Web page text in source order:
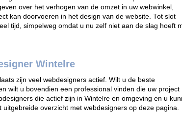
over het verhogen van de omzet in uw webwinkel,
kan doorvoeren in het design van de website. Tot slot
tijd, simpelweg omdat u nu zelf niet aan de slag hoeft
Wintelre
zijn veel webdesigners actief. Wilt u de beste
wilt u bovendien een professional vinden die uw project
die actief zijn in Wintelre en omgeving en u
overzicht met webdesigners op deze pagina.